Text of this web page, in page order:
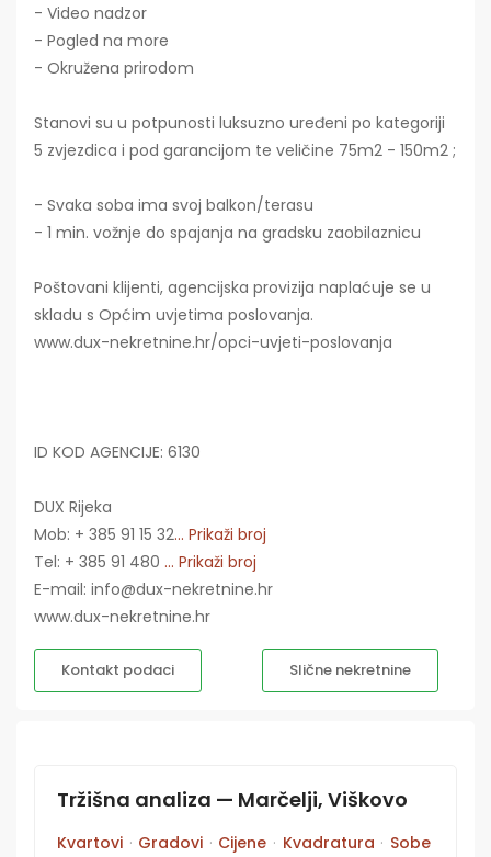
- Video nadzor
- Pogled na more
- Okružena prirodom
Stanovi su u potpunosti luksuzno uređeni po kategoriji
5 zvjezdica i pod garancijom te veličine 75m2 - 150m2 ;
- Svaka soba ima svoj balkon/terasu
- 1 min. vožnje do spajanja na gradsku zaobilaznicu
Poštovani klijenti, agencijska provizija naplaćuje se u
skladu s Općim uvjetima poslovanja.
www.dux-nekretnine.hr/opci-uvjeti-poslovanja
ID KOD AGENCIJE: 6130
DUX Rijeka
Mob: + 385 91 15 32... Prikaži broj
Tel: + 385 91 480 ... Prikaži broj
E-mail: info@dux-nekretnine.hr
www.dux-nekretnine.hr
Kontakt podaci Slične nekretnine
Tržišna analiza — Marčelji, Viškovo
Kvartovi · Gradovi · Cijene · Kvadratura · Sobe